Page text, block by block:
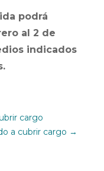
podrá
al 2 de
indicados
cargo
a cubrir cargo →